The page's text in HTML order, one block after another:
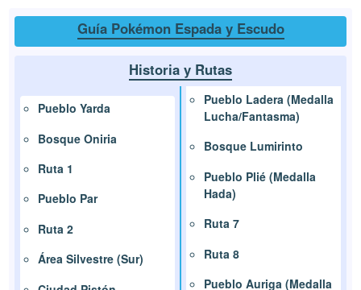
Guía Pokémon Espada y Escudo
Historia y Rutas
Pueblo Yarda
Bosque Oniria
Ruta 1
Pueblo Par
Ruta 2
Área Silvestre (Sur)
Pueblo Ladera (Medalla
Lucha/Fantasma)
Bosque Lumirinto
Pueblo Plié (Medalla
Hada)
Ruta 7
Ruta 8
Pueblo Auriga (Medalla